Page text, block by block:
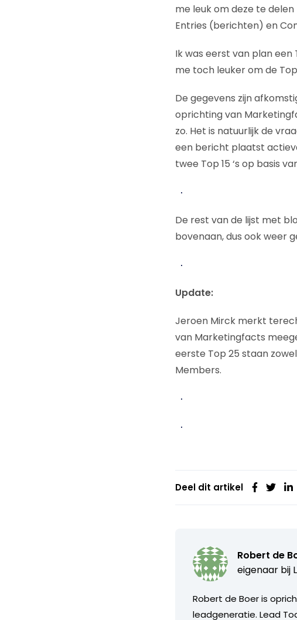
me leuk om deze te
Entries (berichten) en
Ik was eerst van plan
me toch leuker om de
De gegevens zijn
oprichting van
zo. Het is natuurlijk de
een bericht plaatst
twee Top 15 ‘s op basis
De rest van de lijst met
bovenaan, dus ook weer
Update:
Jeroen Mirck merkt
van Marketingfacts
eerste Top 25 staan
Members.
Deel dit artikel
Robert de
eigenaar bij
Robert de Boer is
leadgeneratie. Lead